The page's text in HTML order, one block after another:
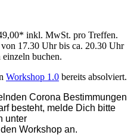
inkl. MwSt. pro Treffen.
17.30 Uhr bis ca. 20.30 Uhr
buchen.
Workshop 1.0 bereits absolviert.
Corona Bestimmungen
besteht, melde Dich bitte
unter
Workshop an.